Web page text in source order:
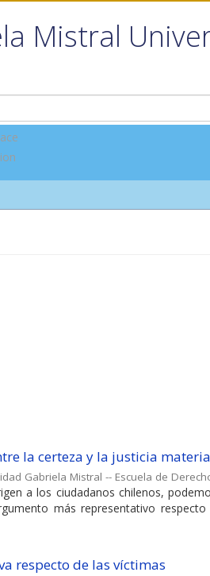
Mistral
la certeza y la justicia
Gabriela Mistral -- Escuela de
a los ciudadanos chilenos,
más representativo
respecto de las víctimas